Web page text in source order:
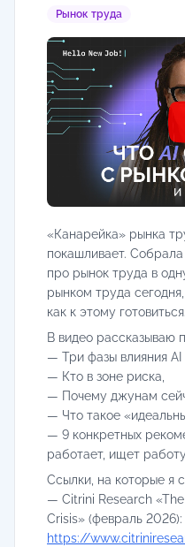
Рынок труда
«Канарейка» рынка
покашливает.
про рынок труда в
рынком труда
как к этому готовиться.
В видео рассказываю
— Три фазы влияния AI
— Кто в зоне риска,
— Почему джунам
— Что такое
— 9 конкретных
работает, ищет
Ссылки, на которые я
— Citrini Research
Crisis» (февраль 2026):
https://